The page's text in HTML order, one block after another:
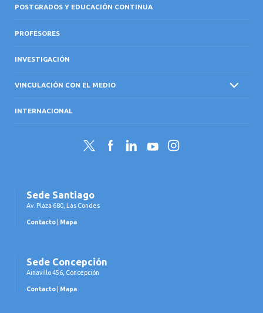
POSTGRADOS Y EDUCACIÓN CONTINUA
PROFESORES
INVESTIGACIÓN
VINCULACIÓN CON EL MEDIO
INTERNACIONAL
Twitter FacebookLinkedInYouTubeInstagram
Sede Santiago
Av. Plaza 680, Las Condes
Contacto Mapa
Sede Concepción
Ainavillo 456, Concepción
Contacto Mapa